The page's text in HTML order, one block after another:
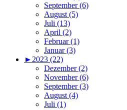
September (6)
August (5)
Juli (13)
April (2)
Februar (1)
Januar (3)
►2023 (22)
Dezember (2)
November (6)
September (3)
August (4)
Juli (1)